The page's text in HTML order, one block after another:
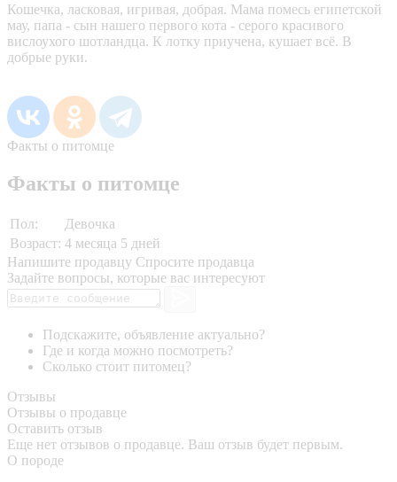
Кошечка, ласковая, игривая, добрая. Мама помесь египетской
мау, папа - сын нашего первого кота - серого красивого
вислоухого шотландца. К лотку приучена, кушает всё. В
добрые руки.
Факты о питомце
Факты о питомце
Пол:
Девочка
Возраст: 4 месяца 5 дней
Напишите продавцу Спросите продавца
Задайте вопросы, которые вас интересуют
Подскажите, объявление актуально?
Где и когда можно посмотреть?
Сколько стоит питомец?
Отзывы
Отзывы о продавце
Оставить отзыв
Еще нет отзывов о продавце. Ваш отзыв будет первым.
О породе